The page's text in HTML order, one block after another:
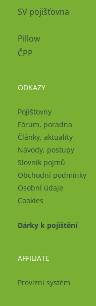
SV pojišťovna
Pillow
ČPP
ODKAZY
Pojišťovny
Fórum, poradna
Články, aktuality
Návody, postupy
Slovník pojmů
Obchodní podmínky
Osobní údaje
Cookies
Dárky k pojištění
AFFILIATE
Provizní systém